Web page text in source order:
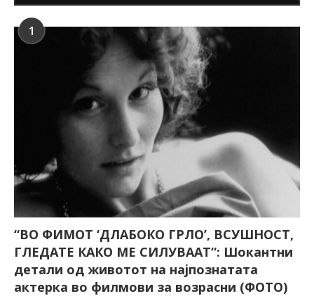
1
“ВО ФИМОТ ‘ДЛАБОКО ГРЛО’, ВСУШНОСТ,
ГЛЕДАТЕ КАКО МЕ СИЛУВААТ“: Шокантни
детали од животот на најпознатата
актерка во филмови за возрасни (ФОТО)